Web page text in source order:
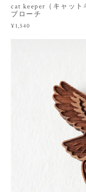
cat keeper（キャッ
ブローチ
¥1,540